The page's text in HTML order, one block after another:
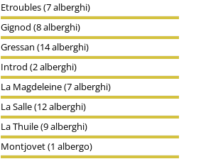
Etroubles (7 alberghi)
Gignod (8 alberghi)
Gressan (14 alberghi)
Introd (2 alberghi)
La Magdeleine (7 alberghi)
La Salle (12 alberghi)
La Thuile (9 alberghi)
Montjovet (1 albergo)